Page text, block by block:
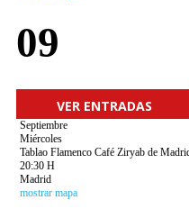
09
VER ENTRADAS
Septiembre
Miércoles
Tablao Flamenco Café Ziryab de
20:30 H
Madrid
mostrar mapa